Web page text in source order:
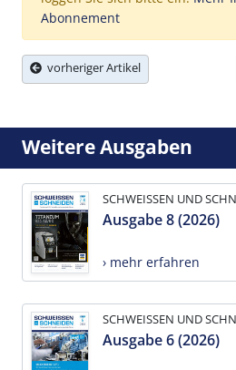
Abonnement
vorheriger Artikel
Weitere Ausgaben
SCHWEISSEN UND
Ausgabe 8 (2026)
› mehr erfahren
SCHWEISSEN UND
Ausgabe 6 (2026)